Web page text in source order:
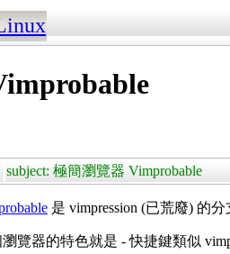
subject: 極簡瀏覽器 Vimprobable
是 vimpression (已荒廢) 的
覽器的特色就是 - 快捷鍵類似